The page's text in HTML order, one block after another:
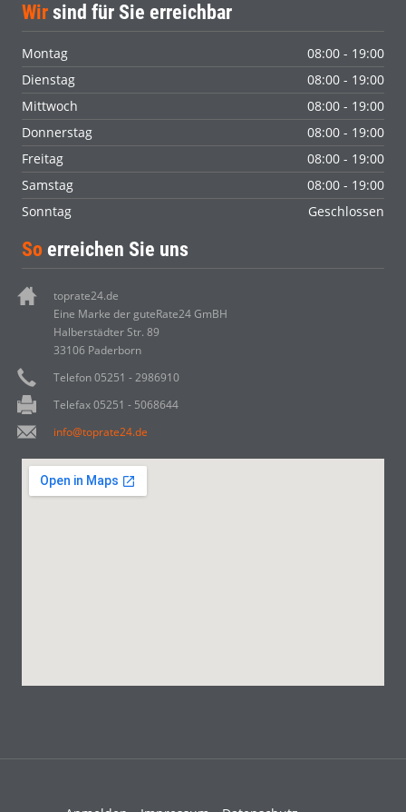
Wir sind für Sie erreichbar
Montag
08:00 - 19:00
Dienstag
08:00 - 19:00
Mittwoch
08:00 - 19:00
Donnerstag
08:00 - 19:00
Freitag
08:00 - 19:00
Samstag
08:00 - 19:00
Sonntag
Geschlossen
So erreichen Sie uns
toprate24.de
Eine Marke der guteRate24 GmBH
Halberstädter Str. 89
33106 Paderborn
Telefon 05251 - 2986910
Telefax 05251 - 5068644
info@toprate24.de